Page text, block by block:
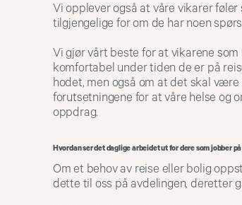
Vi opplever også at våre vikarer
tilgjengelige for om de har noen
Vi gjør vårt beste for at vikarene
komfortabel under tiden de er på
hodet, men også om at det skal
forutsetningene for at våre helse og
oppdrag.
Hvordan ser det daglige arbeidet ut for dere som jobber
Om et behov av reise eller bolig
dette til oss på avdelingen, deretter